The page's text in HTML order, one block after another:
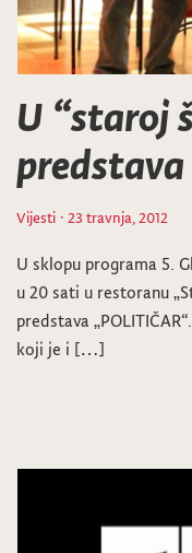
U “staroj
Vijesti · 23 travnja, 2012
U sklopu programa 5.
u 20 sati u restoranu
predstava
koji je i […]